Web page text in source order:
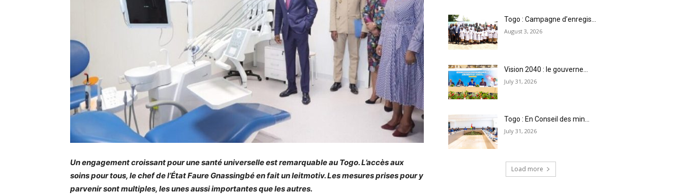
Un engagement croissant pour une santé universelle est remarquable au Togo. L’accès aux
soins pour tous, le chef de l’État Faure Gnassingbé en fait un leitmotiv. Les mesures prises pour y
parvenir sont multiples, les unes aussi importantes que les autres.
Togo : Campagne d’enregis...
August 3, 2026
Vision 2040 : le gouverne...
July 31, 2026
Togo : En Conseil des min...
July 31, 2026
Load more